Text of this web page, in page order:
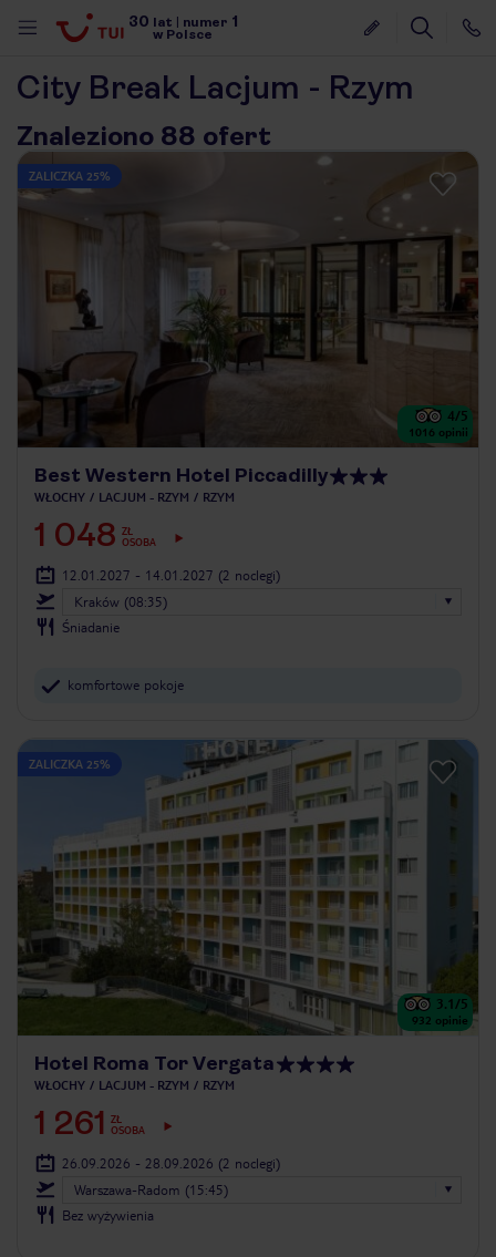
30 lat numer 1
w Polsce
City Break Lacjum - Rzym
Znaleziono 88 ofert
ZALICZKA 25%
4/5
1016 opinii
Best Western Hotel Piccadilly
WŁOCHY LACJUM - RZYM RZYM
1 048 ZŁ
OSOBA
12.01.2027 - 14.01.2027 (2 noclegi)
Kraków (08:35)
Śniadanie
komfortowe pokoje
ZALICZKA 25%
3.1/5
932 opinie
Hotel Roma Tor Vergata
WŁOCHY LACJUM - RZYM RZYM
1 261
ZŁ
OSOBA
26.09.2026 - 28.09.2026 (2 noclegi)
Warszawa-Radom (15:45)
Bez wyżywienia